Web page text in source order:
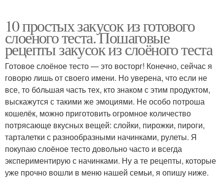
10 простых закусок из готового
слоеного теста. Пошаговые
рецепты закусок из слоёного теста
Готовое слоёное тесто — это восторг! Конечно, сейчас я
говорю лишь от своего имени. Но уверена, что если не
все, то бо́льшая часть тех, кто знаком с этим продуктом,
выскажутся с такими же эмоциями. Не особо потроша
кошелёк, можно приготовить огромное количество
потрясающе вкусных вещей: слойки, пирожки, пироги,
тарталетки с разнообразными начинками, рулеты. Я
покупаю слоёное тесто довольно часто и всегда
экспериментирую с начинками. Ну а те рецепты, которые
уже прочно вошли в меню нашей семьи, я опишу ниже.